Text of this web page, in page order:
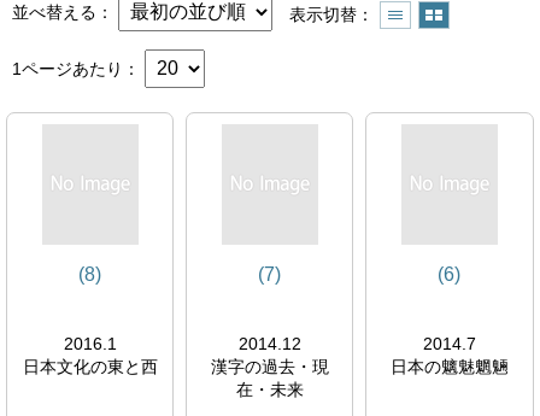
並べ替える 表示切替
1ページあたり
(8)
2016.1
日本文化の東と西
(7)
2014.12
漢字の過去・現
在・未来
(6)
2014.7
日本の魑魅魍魎